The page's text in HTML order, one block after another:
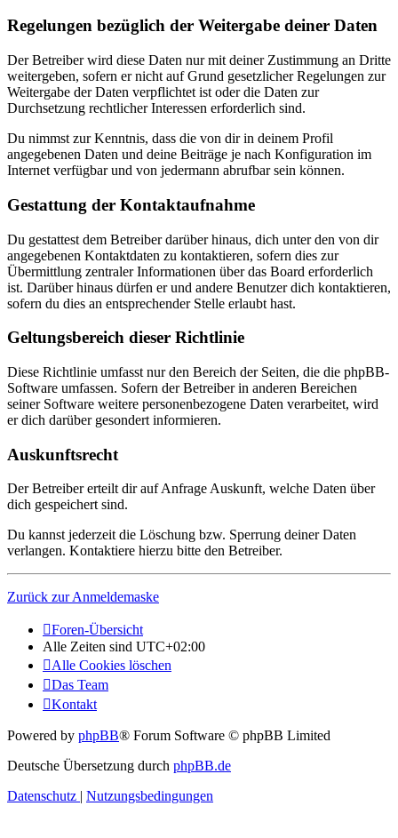
Regelungen bezüglich der Weitergabe deiner Daten
Der Betreiber wird diese Daten nur mit deiner Zustimmung an Dritte
weitergeben, sofern er nicht auf Grund gesetzlicher Regelungen zur
Weitergabe der Daten verpflichtet ist oder die Daten zur
Durchsetzung rechtlicher Interessen erforderlich sind.
Du nimmst zur Kenntnis, dass die von dir in deinem Profil
angegebenen Daten und deine Beiträge je nach Konfiguration im
Internet verfügbar und von jedermann abrufbar sein können.
Gestattung der Kontaktaufnahme
Du gestattest dem Betreiber darüber hinaus, dich unter den von dir
angegebenen Kontaktdaten zu kontaktieren, sofern dies zur
Übermittlung zentraler Informationen über das Board erforderlich
ist. Darüber hinaus dürfen er und andere Benutzer dich kontaktieren,
sofern du dies an entsprechender Stelle erlaubt hast.
Geltungsbereich dieser Richtlinie
Diese Richtlinie umfasst nur den Bereich der Seiten, die die phpBB-
Software umfassen. Sofern der Betreiber in anderen Bereichen
seiner Software weitere personenbezogene Daten verarbeitet, wird
er dich darüber gesondert informieren.
Auskunftsrecht
Der Betreiber erteilt dir auf Anfrage Auskunft, welche Daten über
dich gespeichert sind.
Du kannst jederzeit die Löschung bzw. Sperrung deiner Daten
verlangen. Kontaktiere hierzu bitte den Betreiber.
Zurück zur Anmeldemaske
Foren-Übersicht
Alle Zeiten sind UTC+02:00
Alle Cookies löschen
Das Team
Kontakt
Powered by phpBB® Forum Software © phpBB Limited
Deutsche Übersetzung durch phpBB.de
Datenschutz | Nutzungsbedingungen